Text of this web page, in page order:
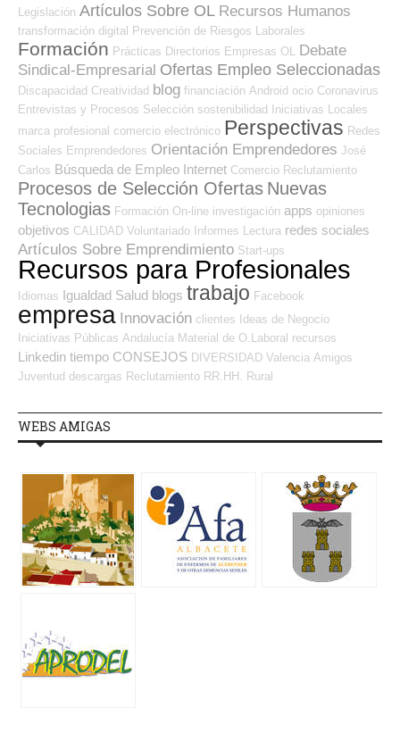
Legislación Artículos Sobre OL Recursos Humanos
transformación digital Prevención de Riesgos Laborales
Formación Prácticas Directorios Empresas OL
Debate
Sindical-Empresarial Ofertas Empleo Seleccionadas
Discapacidad Creatividad blog financiación Android ocio Coronavirus
Entrevistas y Procesos Selección sostenibilidad
Iniciativas Locales
marca profesional comercio electrónico Perspectivas Redes
Sociales Emprendedores Orientación Emprendedores José
Carlos Búsqueda de Empleo Internet Comercio Reclutamiento
Procesos de Selección Ofertas Nuevas
Tecnologias Formación On-line investigación apps opiniones
objetivos CALIDAD Voluntariado Informes Lectura redes sociales
Artículos Sobre Emprendimiento Start-ups
Recursos para Profesionales
Idiomas Igualdad Salud blogs trabajo Facebook
empresa Innovación clientes
Ideas de Negocio
Iniciativas Públicas Andalucía Material de O.Laboral recursos
Linkedin tiempo CONSEJOS DIVERSIDAD Valencia Amigos
Juventud descargas Reclutamiento RR.HH. Rural
WEBS AMIGAS